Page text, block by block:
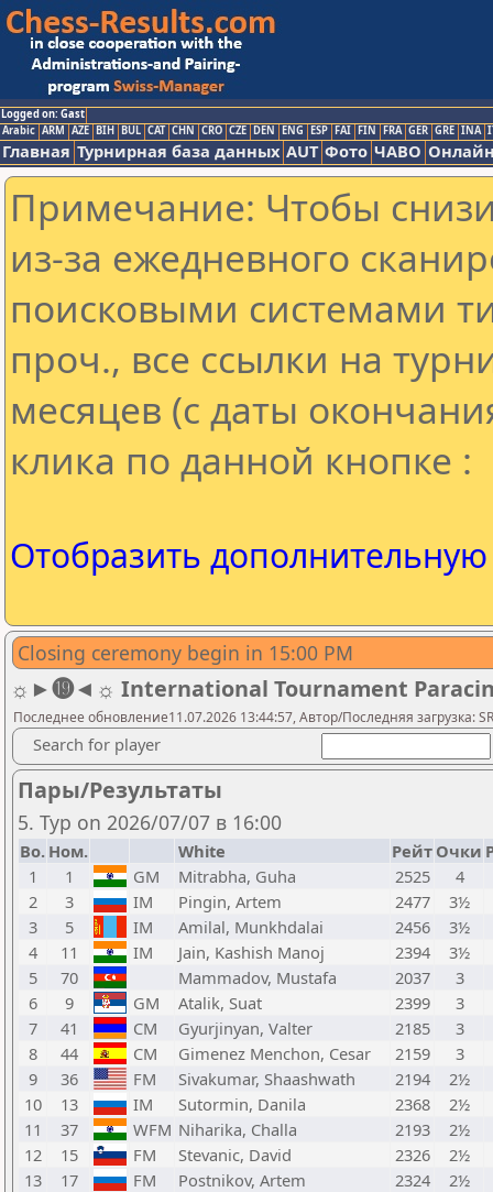
Logged on: Gast
Arabic ARM AZE BIH BUL CAT CHN CRO CZE DEN ENG ESP FAI FIN FRA GER GRE INA
Главная Турнирная база данных AUT Фото ЧАВО
Примечание: Чтобы
из-за ежедневного
поисковыми системами
проч., все ссылки на
месяцев (с даты
клика по данной кнопке :
Отобразить
Closing ceremony begin in 15:00 PM
☼►⓳◄☼ International Tournament Paracin
Последнее обновление11.07.2026 13:44:57, Автор/Последняя загрузка:
Search for player
Пары/Результаты
5. Тур on 2026/07/07 в 16:00
Bo. Ном. White Рейт Очки
1
1 GM Mitrabha, Guha 2525
4
2
3 IM Pingin, Artem 2477
3½
3
5 IM Amilal, Munkhdalai 2456
3½
4
11 IM Jain, Kashish Manoj 2394
3½
5
70 Mammadov, Mustafa 2037
3
6
9 GM Atalik, Suat 2399
3
7
41 CM Gyurjinyan, Valter 2185
3
8
44 CM Gimenez Menchon, Cesar 2159
3
9
36 FM Sivakumar, Shaashwath 2194
2½
10
13 IM Sutormin, Danila 2368
2½
11
37 WFM Niharika, Challa 2193
2½
12
15 FM Stevanic, David 2326
2½
13
17 FM Postnikov, Artem 2324
2½